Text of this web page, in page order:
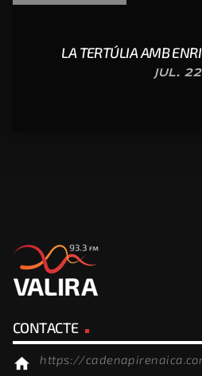
LA TERTÚLIA AMB
JUL. 22
CONTACTE
home https://